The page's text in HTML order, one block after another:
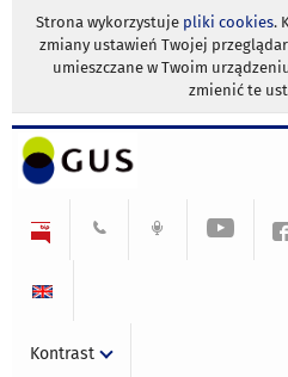
Strona wykorzystuje pliki cookies.
zmiany ustawień Twojej
umieszczane w Twoim
zmienić te
Kontrast